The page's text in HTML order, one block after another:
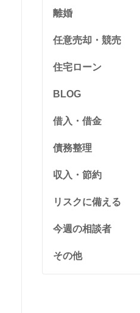
離婚
任意売却・競売
住宅ローン
BLOG
借入・借金
債務整理
収入・節約
リスクに備える
今週の相談者
その他